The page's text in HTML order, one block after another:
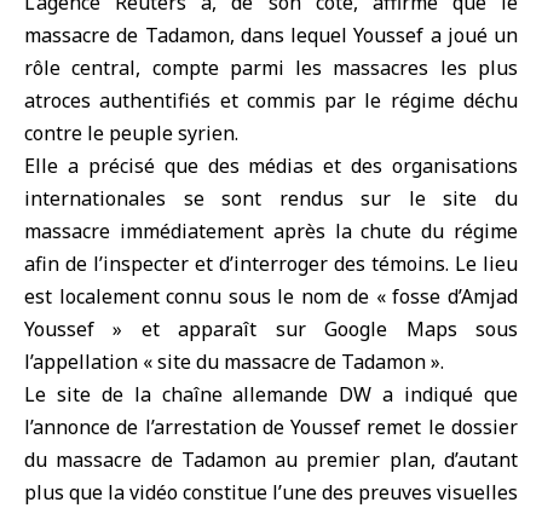
massacre de Tadamon, dans lequel Youssef a joué un
rôle central, compte parmi les massacres les plus
atroces authentifiés et commis par le régime déchu
contre le peuple syrien.
Elle a précisé que des médias et des organisations
internationales se sont rendus sur le site du
massacre immédiatement après la chute du régime
afin de l’inspecter et d’interroger des témoins. Le lieu
est localement connu sous le nom de « fosse d’Amjad
Youssef » et apparaît sur Google Maps sous
l’appellation « site du massacre de Tadamon ».
Le site de la chaîne allemande DWa indiqué que
l’annonce de l’arrestation de Youssef remet le dossier
du massacre de Tadamon au premier plan, d’autant
plus que la vidéo constitue l’une des preuves visuelles